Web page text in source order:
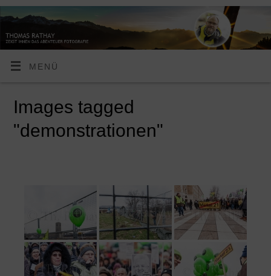
MENÜ
Images tagged
"demonstrationen"